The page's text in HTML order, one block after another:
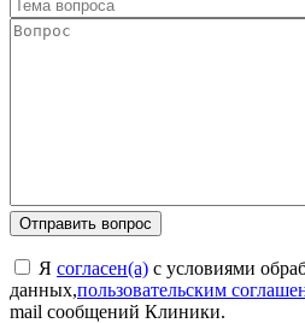
Я согласен(а) с условиями
данных,пользовательским
mail сообщений Клиники.